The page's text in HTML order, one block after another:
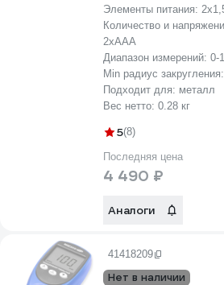
Элементы питания:
Количество и
2хААА
Диапазон измерений: 0-
Min радиус закругления:
Подходит для: металл
Вес нетто: 0.28 кг
5(8)
Последняя цена
4 490 ₽
Аналоги
41418209
Нет в наличии